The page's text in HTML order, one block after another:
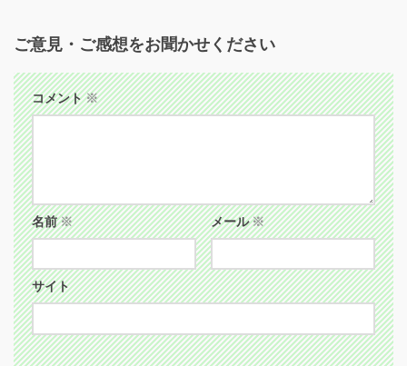
ご意見・ご感想をお聞かせください
コメント※
名前※ メール※
サイト